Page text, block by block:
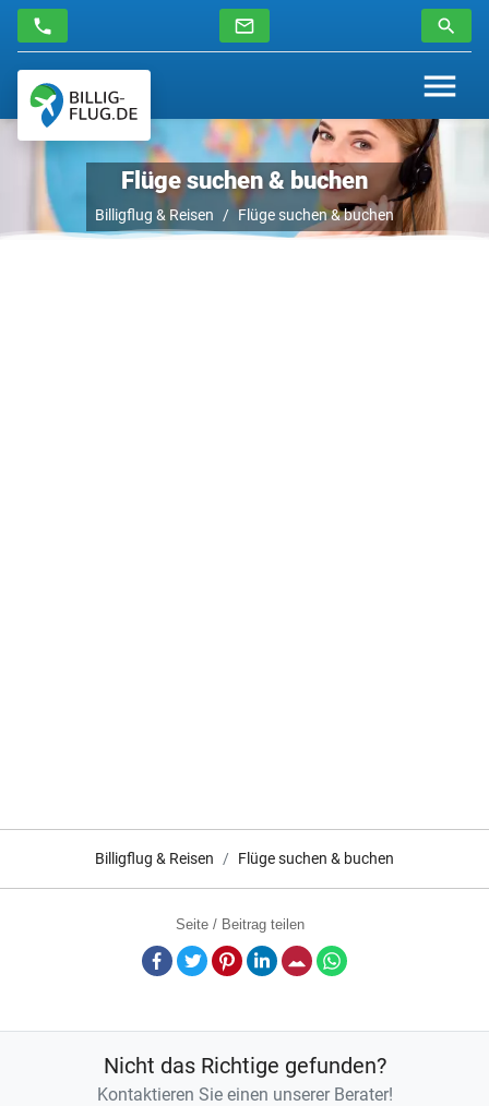
Flüge suchen & buchen
Billigflug & Reisen Flüge suchen & buchen
Billigflug & Reisen Flüge suchen & buchen
Seite / Beitrag teilen
Facebook
TwitterPinterestLinkedInE-Mail
Nicht das Richtige gefunden?
Kontaktieren Sie einen unserer Berater!